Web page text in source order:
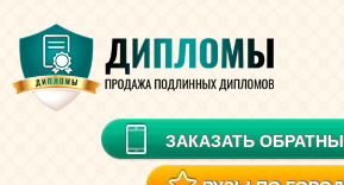
ЗАКАЗАТЬ